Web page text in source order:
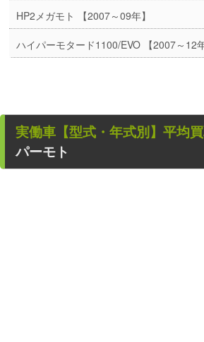
HP2メガモト 【2007～09年】
ハイパーモタード1100/EVO 【2007～12
実働車 【型式・年式別】平均
パーモト